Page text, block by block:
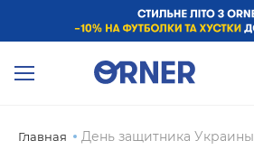
Главная День защитника Украины